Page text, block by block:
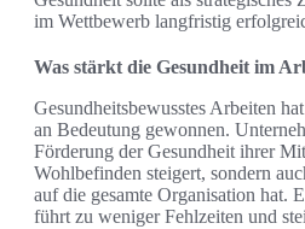
im Wettbewerb langfristig
Was stärkt die Gesundheit im
Gesundheitsbewusstes Arbeiten
an Bedeutung gewonnen.
Förderung der Gesundheit ihrer
Wohlbefinden steigert, sondern
auf die gesamte Organisation hat.
führt zu weniger Fehlzeiten und